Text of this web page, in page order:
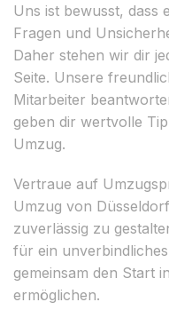
Uns ist bewusst, dass
Fragen und
Daher stehen wir dir
Seite. Unsere
Mitarbeiter
geben dir wertvolle
Umzug.
Vertraue auf
Umzug von
zuverlässig zu
für ein
gemeinsam den Start
ermöglichen.